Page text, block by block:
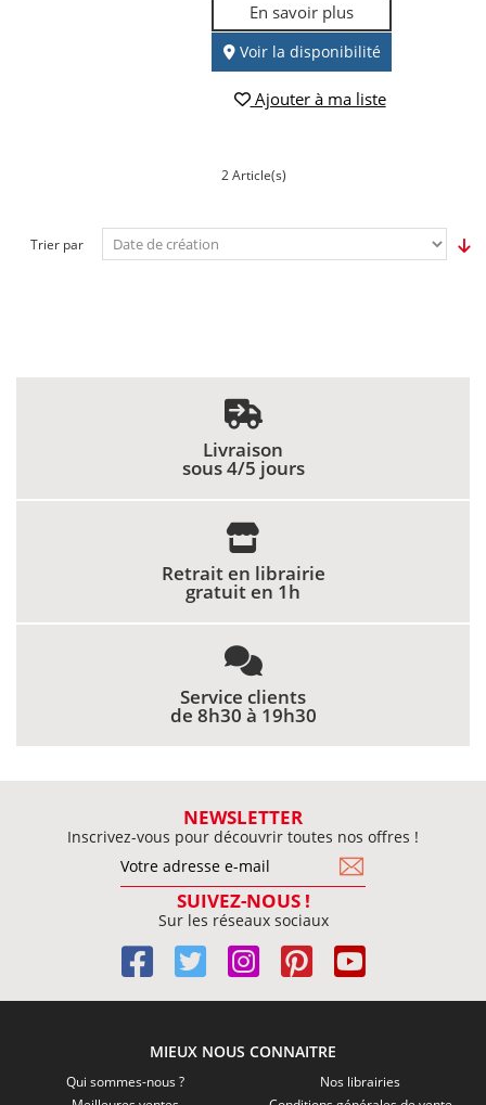
En savoir plus
Voir la disponibilité
Ajouter à ma liste
2 Article(s)
Trier par
Livraison
sous 4/5 jours
Retrait en librairie
gratuit en 1h
Service clients
de 8h30 à 19h30
NEWSLETTER
Inscrivez-vous pour découvrir toutes nos offres !
SUIVEZ-NOUS !
Sur les réseaux sociaux
MIEUX NOUS CONNAITRE
Qui sommes-nous ?
Nos librairies